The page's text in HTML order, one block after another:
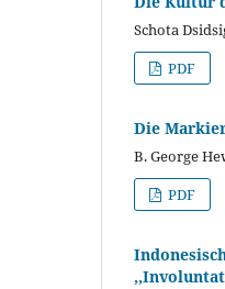
Schota
PDF
Die
B. George
PDF